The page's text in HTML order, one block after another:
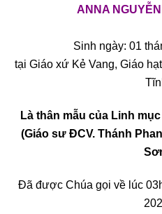
ANNA
Sinh ngày: 01
tại Giáo xứ Kẻ Vang, Giáo
Là thân mẫu của Linh
(Giáo sư ĐCV. Thánh
Đã được Chúa gọi về lúc